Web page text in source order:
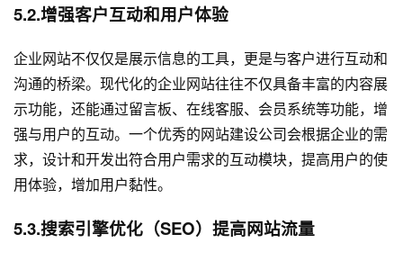
5.2.增强客户互动和用户体验
企业网站不仅仅是展示信息的工具，更是与客户进行互动和
沟通的桥梁。现代化的企业网站往往不仅具备丰富的内容展
示功能，还能通过留言板、在线客服、会员系统等功能，增
强与用户的互动。一个优秀的网站建设公司会根据企业的需
求，设计和开发出符合用户需求的互动模块，提高用户的使
用体验，增加用户黏性。
5.3.搜索引擎优化（SEO）提高网站流量